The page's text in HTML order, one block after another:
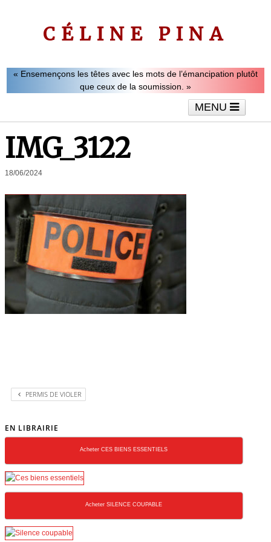
CÉLINE PINA
« Ensemençons les têtes avec les mots de l’émancipation plutôt
que ceux de la soumission. »
MENU
Interviews Vidéos
IMG_3122
18/06/2024
PERMIS DE VIOLER
EN LIBRAIRIE
Acheter CES BIENS ESSENTIELS
Acheter SILENCE COUPABLE